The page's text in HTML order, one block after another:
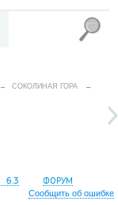
→ СОКОЛИНАЯ ГОРА
→
6.3 ФОРУМ
Сообщить об ошибке